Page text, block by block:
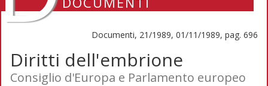
Documenti, 21/1989, 01/11/1989, pag. 696
Diritti dell'embrione
Consiglio d'Europa e Parlamento europeo